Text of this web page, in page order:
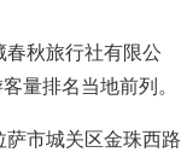
秋旅行社有限公
量排名当地前列。
市城关区金珠西路